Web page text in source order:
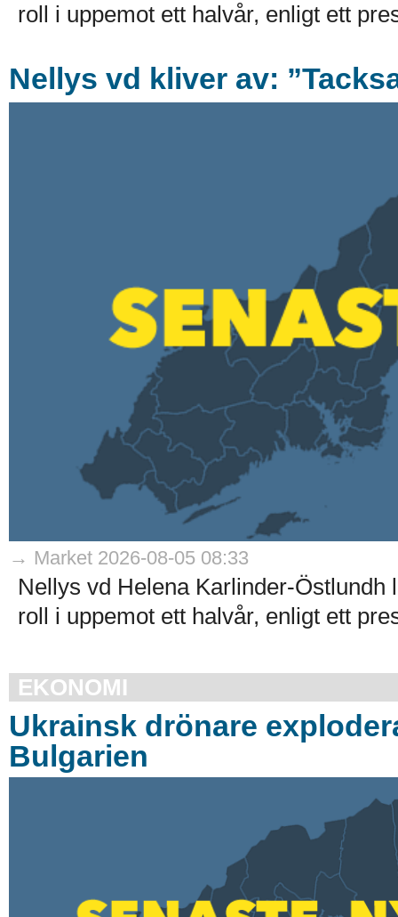
roll i uppemot ett halvår, enligt ett
Nellys vd kliver av:
→ Market 2026-08-05 08:33
Nellys vd Helena Karlinder-
roll i uppemot ett halvår, enligt ett
EKONOMI
Ukrainsk drönare
Bulgarien